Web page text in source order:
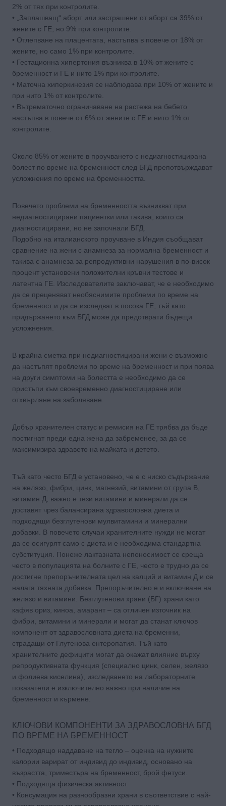
2% от тях при контролите.
• „Заплашващ“ аборт или застрашени от аборт са 39% от
жените с ГЕ, но 9% при контролите.
• Отлепване на плацентата, настъпва в повече от 18% от
жените, но само 1% при контролите.
• Гестационна хипертония възниква в 10% от жените с
бременност и ГЕ и нито 1% при контролите.
• Маточна хиперкинезия се наблюдава при 10% от жените и
при нито 1% от контролите.
• Вътрематочно ограничаване на растежа на бебето
настъпва в повече от 6% от жените с ГЕ и нито 1% от
контролите.
Около 85% от жените в проучването с недиагностицирана
болест по време на бременност след БГД препотвърждават
усложнения по време на бременността.
Повечето проблеми на бременността възникват при
недиагностицирани пациентки или такива, които са
диагностицирани, но не започнали БГД.
Подобно на италианското проучване в Индия съобщават
сравнение на жени с анамнеза за нормална бременност и
такива с анамнеза за репродуктивни нарушения в по-висок
процент установени положителни кръвни тестове и
латентна ГЕ. Изследователите заключават, че е необходимо
да се преценяват необяснимите проблеми по време на
бременност и да се изследват в посока ГЕ, тъй като
придържането към БГД може да предотврати бъдещи
усложнения.
В крайна сметка при недиагностицирани жени е възможно
да настъпят проблеми по време на бременност и при поява
на други симптоми на болестта е необходимо да се
пристъпи към своевременно диагностициране или
отхвърляне на заболяване.
Добър хранителен статус и ремисия на ГЕ трябва да бъде
постигнат преди една жена да забременее, за да се
максимизира здравето на майката и детето.
Тъй като често БГД е установено, че е с ниско съдържание
на желязо, фибри, цинк, магнезий, витамини от група В,
витамин Д, важно е тези витамини и минерали да се
доставят чрез балансирана здравословна диета и
подходящи безглутенови мулвитамини и минерални
добавки. В повечето случаи хранителните нужди не могат
да се осигурят само с диета и е необходима стандартна
субституция. Понеже лактазната непоносимост се среща
често в популацията на болните с ГЕ, често е трудно да се
достигне препоръчителната цел на калций и витамин Д и се
налага тяхната добавка. Препоръчително е и включване на
желязо и витамини. Безглутенови храни (БГ) храни като
кафяв ориз, киноа, амарант – са отличен източник на
фибри, витамини и минерали и могат да станат ключов
компонент от здравословната диета на бременни,
страдащи от Глутенова ентеропатия. Тъй като
хранителните дефицити могат да окажат влияние върху
репродуктивната функция (специално цинк, селен, желязо
и фолиева киселина), изследването на лабораторните
показатели е изключително важно при наличие на
бременност и кърмене.
КЛЮЧОВИ КОМПОНЕНТИ ЗА ЗДРАВОСЛОВНА БГД
ПО ВРЕМЕ НА БРЕМЕННОСТ
• Подходящо наддаване на тегло – оценка на нужните
калории варират от индивид до индивид, основано на
възрастта, триместъра на бременност, брой фетуси.
• Подходяща физическа активност
• Консумация на разнообразни храни в съответствие с най-